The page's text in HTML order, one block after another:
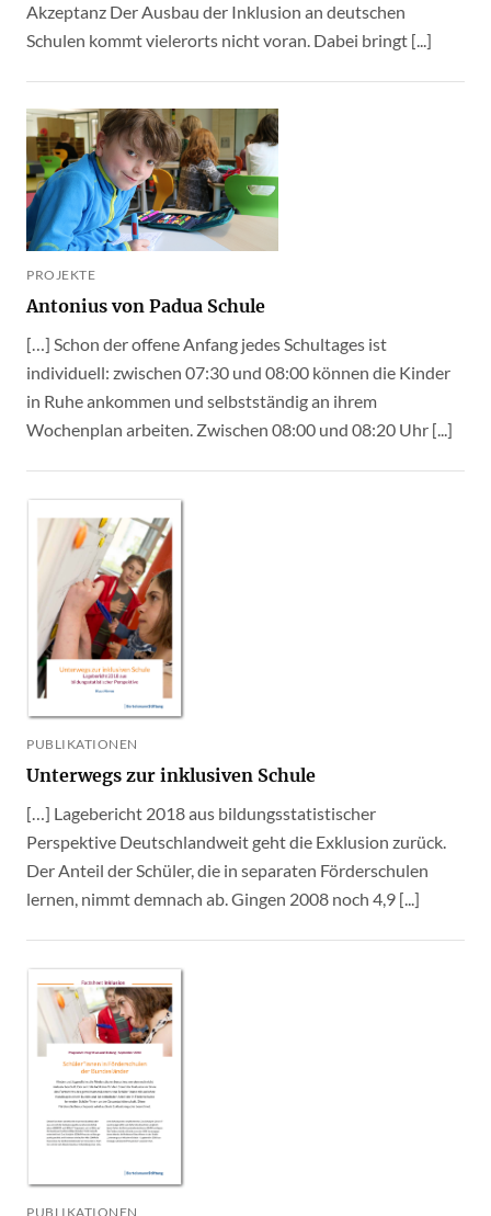
Akzeptanz Der Ausbau der Inklusion an deutschen
Schulen kommt vielerorts nicht voran. Dabei bringt [...]
PROJEKTE
Antonius von Padua Schule
[…] Schon der offene Anfang jedes Schultages ist
individuell: zwischen 07:30 und 08:00 können die Kinder
in Ruhe ankommen und selbstständig an ihrem
Wochenplan arbeiten. Zwischen 08:00 und 08:20 Uhr [...]
PUBLIKATIONEN
Unterwegs zur inklusiven Schule
[…] Lagebericht 2018 aus bildungsstatistischer
Perspektive Deutschlandweit geht die Exklusion zurück.
Der Anteil der Schüler, die in separaten Förderschulen
lernen, nimmt demnach ab. Gingen 2008 noch 4,9 [...]
PUBLIKATIONEN